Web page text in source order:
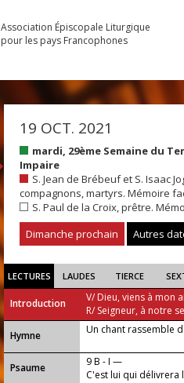
Association Épiscopale Liturgique
pour les pays Francophones
19 OCT. 2021
mardi, 29ème Semaine du
Impaire
S. Jean de Brébeuf et S. Isaac
compagnons, martyrs. Mémoire
S. Paul de la Croix, prêtre.
Dimanche prochain
Autres
LECTURES LAUDES TIERCE
Introduction
V/ Dieu, viens à mon
R/ Seigneur, à notre
...
Hymne Un chant rassemble
Psaume
9 B - I —
C'est lui qui délivrera